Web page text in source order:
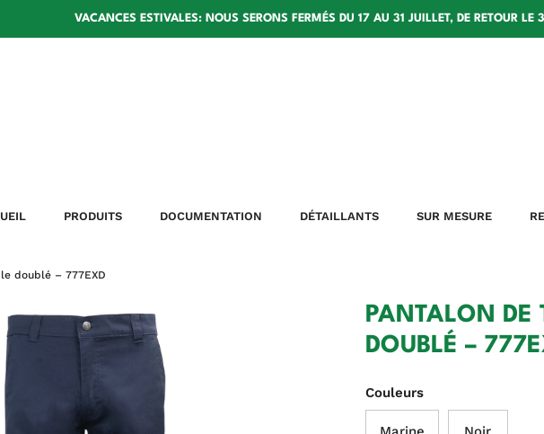
VACANCES ESTIVALES: NOUS SERONS FERMÉS DU 17 AU 31 JUILLET, DE RETOUR LE
PRODUITS DOCUMENTATION DÉTAILLANTS SUR MESURE
doublé – 777EXD
PANTALON DE
DOUBLÉ –
Couleurs